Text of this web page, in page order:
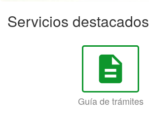
Servicios destacados
description
Guía de trámites